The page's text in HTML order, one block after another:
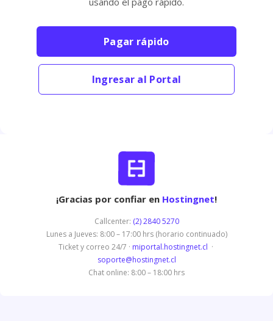
Pagar rápido
Ingresar al Portal
¡Gracias por confiar en Hostingnet!
Callcenter: (2) 2840 5270
Lunes a Jueves: 8:00 – 17:00 hrs (horario continuado)
Ticket y correo 24/7 · miportal.hostingnet.cl ·
soporte@hostingnet.cl
Chat online: 8:00 – 18:00 hrs